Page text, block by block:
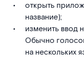
открыть
название);
изменить ввод
Обычно
на нескольких